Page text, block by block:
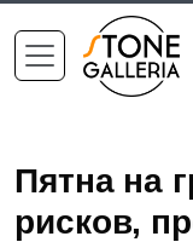
Пятна на
рисков,